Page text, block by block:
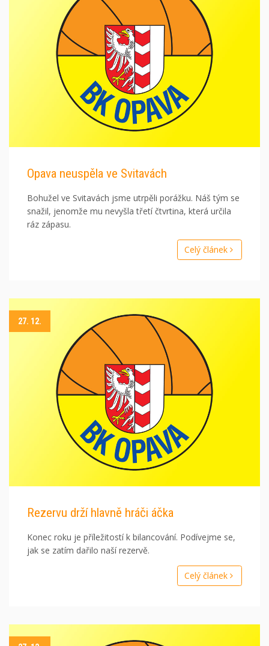
Opava neuspěla ve Svitavách
Bohužel ve Svitavách jsme utrpěli porážku. Náš tým se
snažil, jenomže mu nevyšla třetí čtvrtina, která určila
ráz zápasu.
Celý článek
27. 12.
Rezervu drží hlavně hráči áčka
Konec roku je příležitostí k bilancování. Podívejme se,
jak se zatím dařilo naší rezervě.
Celý článek